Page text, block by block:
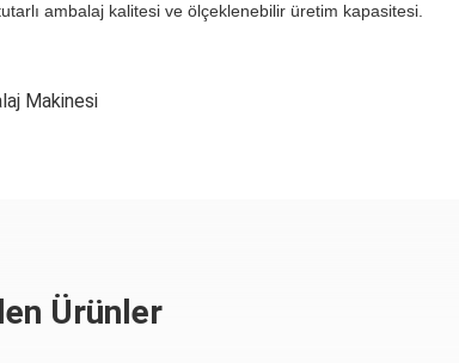
ambalaj kalitesi ve ölçeklenebilir üretim kapasitesi.
Makinesi
Ürünler